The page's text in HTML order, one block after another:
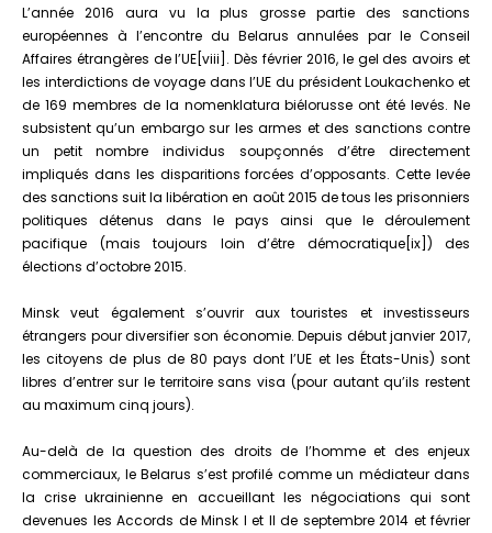
L’année 2016 aura vu la plus grosse partie des sanctions
européennes à l’encontre du Belarus annulées par le Conseil
Affaires étrangères de l’UE[viii]. Dès février 2016, le gel des avoirs et
les interdictions de voyage dans l’UE du président Loukachenko et
de 169 membres de la nomenklatura biélorusse ont été levés. Ne
subsistent qu’un embargo sur les armes et des sanctions contre
un petit nombre individus soupçonnés d’être directement
impliqués dans les disparitions forcées d’opposants. Cette levée
des sanctions suit la libération en août 2015 de tous les prisonniers
politiques détenus dans le pays ainsi que le déroulement
pacifique (mais toujours loin d’être démocratique[ix]) des
élections d’octobre 2015.
Minsk veut également s’ouvrir aux touristes et investisseurs
étrangers pour diversifier son économie. Depuis début janvier 2017,
les citoyens de plus de 80 pays dont l’UE et les États-Unis) sont
libres d’entrer sur le territoire sans visa (pour autant qu’ils restent
au maximum cinq jours).
Au-delà de la question des droits de l’homme et des enjeux
commerciaux, le Belarus s’est profilé comme un médiateur dans
la crise ukrainienne en accueillant les négociations qui sont
devenues les Accords de Minsk I et II de septembre 2014 et février